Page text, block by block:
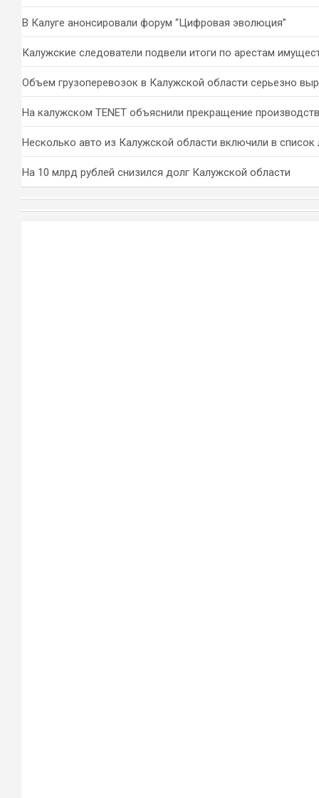
В Калуге анонсировали форум “Цифровая эволюция”
Калужские следователи подвели итоги по арестам
Объем грузоперевозок в Калужской области серьезно
На калужском TENET объяснили прекращение
Несколько авто из Калужской области включили в список
На 10 млрд рублей снизился долг Калужской области